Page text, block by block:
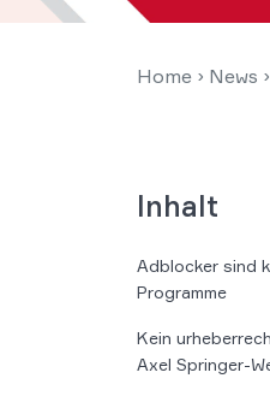
Home › News ›
Inhalt
Adblocker sind
Programme
Kein
Axel Springer-